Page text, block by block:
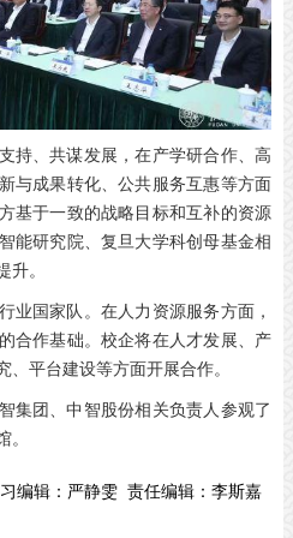
持、共谋发展，在产学研合作、高
与成果转化、公共服务互惠等方面
基于一致的战略目标和互补的资源
能研究院、复旦大学科创母基金相
升。
业国家队。在人力资源服务方面，
合作基础。校企将在人才发展、产
、平台建设等方面开展合作。
集团、中智股份相关负责人参观了
。
编辑： 严静雯 责任编辑： 李斯嘉